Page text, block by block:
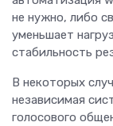
не нужно, либо
уменьшает
стабильность
В некоторых
независимая
голосового